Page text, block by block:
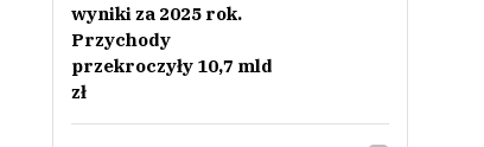
wyniki za 2025 rok.
Przychody
przekroczyły 10,7 mld
zł